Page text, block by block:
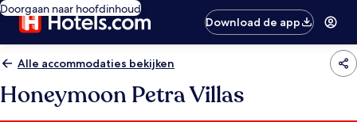
Doorgaan naar hoofdinhoud
Download de app
Alle accommodaties bekijken
Honeymoon Petra Villas